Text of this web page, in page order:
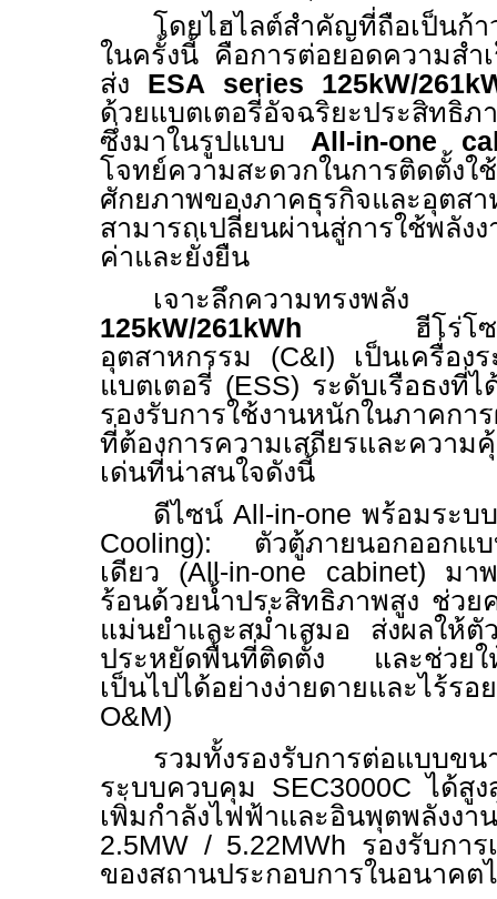
โดยไฮไลต์สำคัญที่ถือเป็นก้
ในครั้งนี้ คือการต่อยอดความสำ
ส่ง ESA series 125kW/
ด้วยแบตเตอรี่อัจฉริยะประสิท
ซึ่งมาในรูปแบบ All-in-one
โจทย์ความสะดวกในการติดตั้งใ
ศักยภาพของภาคธุรกิจและอุต
สามารถเปลี่ยนผ่านสู่การใช้พลัง
ค่าและยั่งยืน
เจาะลึกความทรงพ
125kW/261kWh
ฮีโร่โ
อุตสาหกรรม (C&I) เป็นเครื่อง
แบตเตอรี่ (ESS) ระดับเรือธงที่
รองรับการใช้งานหนักในภาคก
ที่ต้องการความเสถียรและคว
เด่นที่น่าสนใจดังนี้
ดีไซน์ All-in-one พร้อมระบ
Cooling): ตัวตู้ภายนอกออกแบ
เดียว (All-in-one cabinet) มา
ร้อนด้วยน้ำประสิทธิภาพสูง ช่ว
แม่นยำและสม่ำเสมอ ส่งผลให้ตั
ประหยัดพื้นที่ติดตั้ง และช่วยให้
เป็นไปได้อย่างง่ายดายและไ
O&M)
รวมทั้งรองรับการต่อแบบข
ระบบควบคุม SEC3000Cได้สู
เพิ่มกำลังไฟฟ้าและอินพุตพลังงา
2.5MW / 5.22MWh รองรับกา
ของสถานประกอบการในอนาคต